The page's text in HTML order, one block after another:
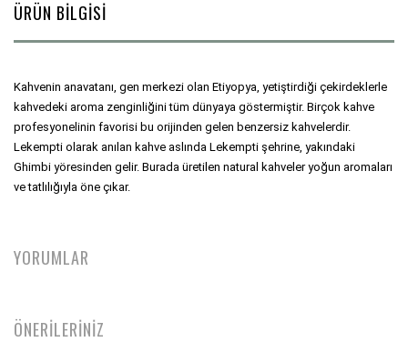
ÜRÜN BİLGİSİ
Kahvenin anavatanı, gen merkezi olan Etiyopya, yetiştirdiği çekirdeklerle
kahvedeki aroma zenginliğini tüm dünyaya göstermiştir. Birçok kahve
profesyonelinin favorisi bu orijinden gelen benzersiz kahvelerdir.
Lekempti olarak anılan kahve aslında Lekempti şehrine, yakındaki
Ghimbi yöresinden gelir. Burada üretilen natural kahveler yoğun aromaları
ve tatlılığıyla öne çıkar.
YORUMLAR
ÖNERİLERİNİZ